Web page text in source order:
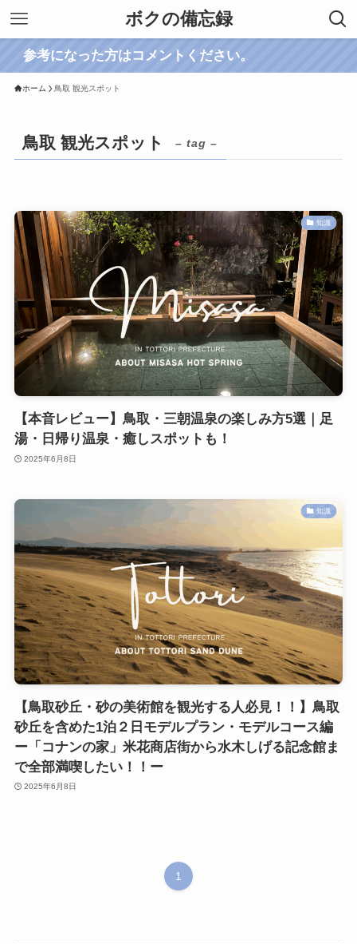
ボクの備忘録
になった方はコメントください。
ホーム 鳥取 観光スポット
鳥取 観光スポット – tag –
知識
【本音レビュー】鳥取・三朝温泉の楽しみ方5選｜足
湯・日帰り温泉・癒しスポットも！
2025年6月8日
知識
【鳥取砂丘・砂の美術館を観光する人必見！！】鳥取
砂丘を含めた1泊２日モデルプラン・モデルコース編
ー「コナンの家」米花商店街から水木しげる記念館ま
で全部満喫したい！！ー
2025年6月8日
1